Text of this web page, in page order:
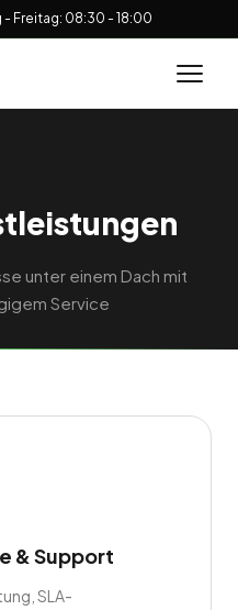
- Freitag: 08:30 - 18:00
unter einem Dach mit
Service
& Support
SLA-